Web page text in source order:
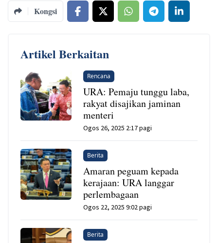
Kongsi
Artikel Berkaitan
Rencana
URA: Pemaju tunggu laba,
rakyat disajikan jaminan
menteri
Ogos 26, 2025 2:17 pagi
Berita
Amaran peguam kepada
kerajaan: URA langgar
perlembagaan
Ogos 22, 2025 9:02 pagi
Berita